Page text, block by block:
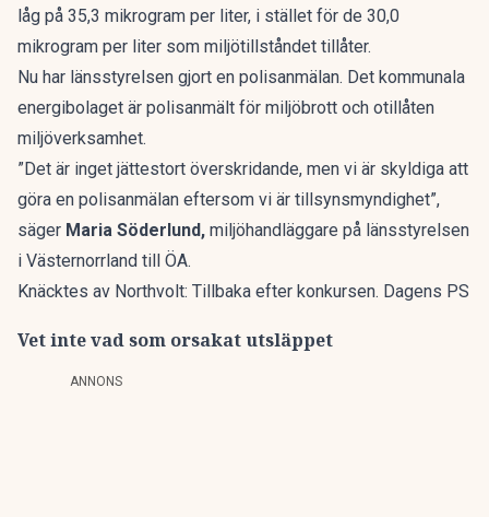
låg på 35,3 mikrogram per liter, i stället för de 30,0
mikrogram per liter som miljötillståndet tillåter.
Nu har länsstyrelsen gjort en polisanmälan. Det kommunala
energibolaget är polisanmält för miljöbrott och otillåten
miljöverksamhet.
”Det är inget jättestort överskridande, men vi är skyldiga att
göra en polisanmälan eftersom vi är tillsynsmyndighet”,
säger Maria Söderlund, miljöhandläggare på länsstyrelsen
i Västernorrland till ÖA.
Knäcktes av Northvolt: Tillbaka efter konkursen. Dagens PS
Vet inte vad som orsakat utsläppet
ANNONS